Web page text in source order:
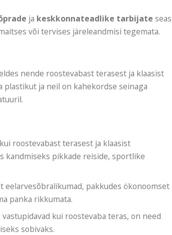
ja keskkonnateadlike tarbijate
või tervises järeleandmisi tegemata.
nende roostevabast terasest ja klaasist
plastikut ja neil on kahekordse seinaga
roostevabast terasest ja klaasist
kandmiseks pikkade reiside, sportlike
eelarvesõbralikumad, pakkudes ökonoomset
panka rikkumata.
kui roostevaba teras, on need
sobivaks.